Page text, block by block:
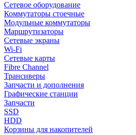
Сетевое оборудование
Коммутаторы стоечные
Модульные коммутаторы
Маршрутизаторы
Сетевые экраны
Wi-Fi
Сетевые карты
Fibre Channel
Трансиверы
Запчасти и дополнения
Графические станции
Запчасти
SSD
HDD
Корзины для накопителей